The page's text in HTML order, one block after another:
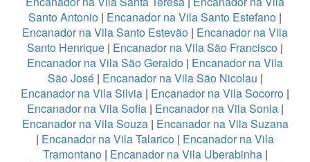
Santo Antonio | Encanador na Vila Santo Estefano |
Encanador na Vila Santo Estevão | Encanador na Vila
Santo Henrique | Encanador na Vila São Francisco |
Encanador na Vila São Geraldo | Encanador na Vila
São José| Encanador na Vila São Nicolau |
Encanador na Vila Silvia | Encanador na Vila Socorro |
Encanador na Vila Sofia| Encanador na Vila Sonia|
Encanador na Vila Souza| Encanador na Vila Suzana
| Encanador na Vila Talarico | Encanador na Vila
Tramontano| Encanador na Vila Uberabinha|